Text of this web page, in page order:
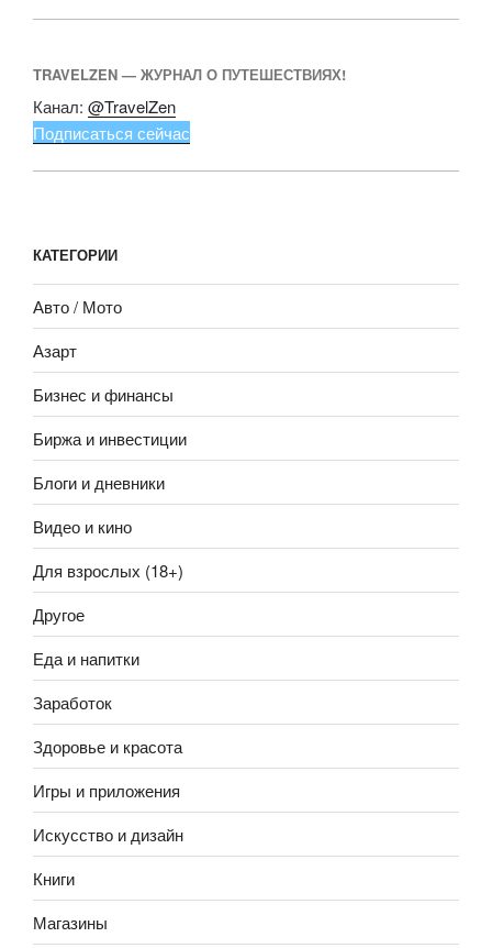
TRAVELZEN — ЖУРНАЛ О ПУТЕШЕСТВИЯХ!
Канал: @TravelZen
Подписаться сейчас
КАТЕГОРИИ
Авто / Мото
Азарт
Бизнес и финансы
Биржа и инвестиции
Блоги и дневники
Видео и кино
Для взрослых (18+)
Другое
Еда и напитки
Заработок
Здоровье и красота
Игры и приложения
Искусство и дизайн
Книги
Магазины